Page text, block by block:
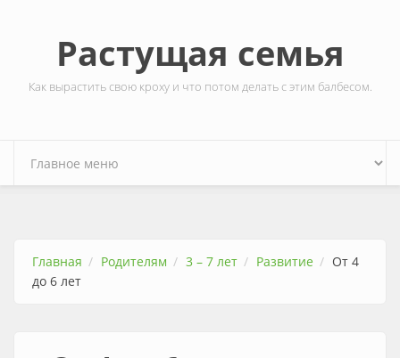
Растущая семья
Как вырастить свою кроху и что потом делать с этим балбесом.
Главная Родителям 3 – 7 лет Развитие
От 4
до 6 лет